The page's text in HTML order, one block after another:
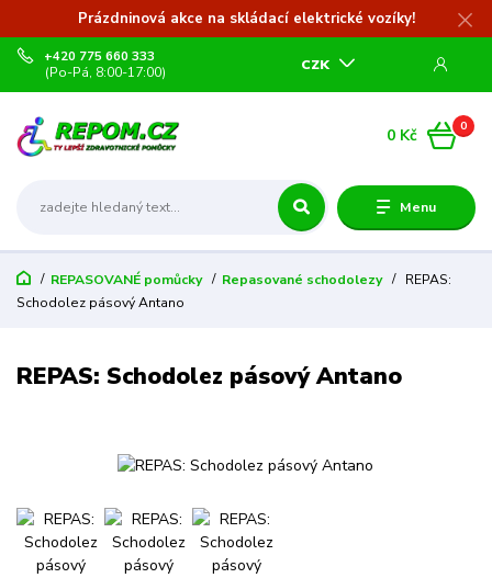
Prázdninová akce na skládací elektrické vozíky!
Menu
CZK
+420 775 660 333
(Po-Pá, 8:00-17:00)
0
0 Kč
REPASOVANÉ pomůcky Repasované schodolezy
REPAS:
Schodolez pásový Antano
REPAS: Schodolez pásový Antano